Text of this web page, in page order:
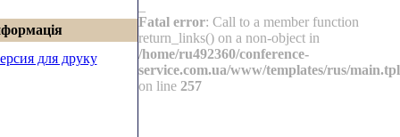
для друку
Fatal error: Call to a member function
return_links() on a non-object in
/home/ru492360/conference-
service.com.ua/www/templates/rus/main.tpl
on line 257